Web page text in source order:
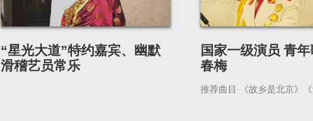
“星光大道”特约嘉宾、幽默
滑稽艺员常乐
国家一级演员 青
春梅
推荐曲目 《故乡是北京》